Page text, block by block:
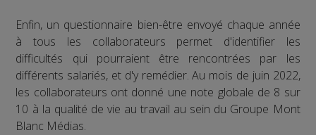
Enfin, un questionnaire bien-être envoyé chaque année
à tous les collaborateurs permet d'identifier les
difficultés qui pourraient être rencontrées par les
différents salariés, et d'y remédier. Au mois de juin 2022,
les collaborateurs ont donné une note globale de 8 sur
10 à la qualité de vie au travail au sein du Groupe Mont
Blanc Médias.